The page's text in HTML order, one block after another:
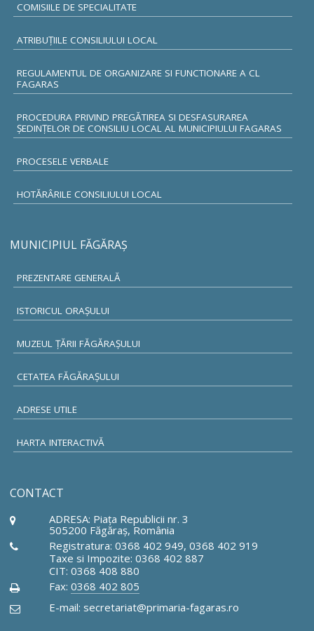
COMISIILE DE SPECIALITATE
ATRIBUŢIILE CONSILIULUI LOCAL
REGULAMENTUL DE ORGANIZARE SI FUNCTIONARE A CL
FAGARAS
PROCEDURA PRIVIND PREGĂTIREA SI DESFASURAREA
ȘEDINȚELOR DE CONSILIU LOCAL AL MUNICIPIULUI FAGARAS
PROCESELE VERBALE
HOTĂRÂRILE CONSILIULUI LOCAL
MUNICIPIUL FĂGĂRAŞ
PREZENTARE GENERALĂ
ISTORICUL ORAŞULUI
MUZEUL ŢĂRII FĂGĂRAŞULUI
CETATEA FĂGĂRAŞULUI
ADRESE UTILE
HARTA INTERACTIVĂ
CONTACT
ADRESA: Piaţa Republicii nr. 3
505200 Făgăraş, România
Registratura: 0368 402 949, 0368 402 919
Taxe si Impozite: 0368 402 887
CIT: 0368 408 880
Fax: 0368 402 805
E-mail: secretariat@primaria-fagaras.ro